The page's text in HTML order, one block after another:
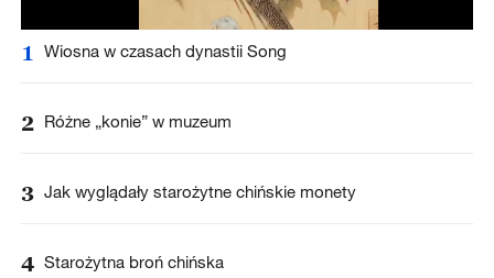
1 Wiosna w czasach dynastii Song
2 Różne „konie” w muzeum
3 Jak wyglądały starożytne chińskie monety
4 Starożytna broń chińska